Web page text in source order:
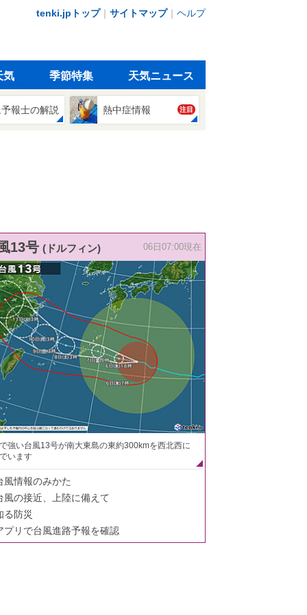
tenki.jpトップ｜ サイトマップ｜ ヘルプ
気 季節特集 天気ニュース
報士の解説 熱中症情報 注目
13号 (ドルフィン) 06日07:00現在
強い台風13号が南大東島の東約300kmを西北西に
います
風情報のみかた
風の接近、上陸に備えて
る防災
プリで台風進路予報を確認